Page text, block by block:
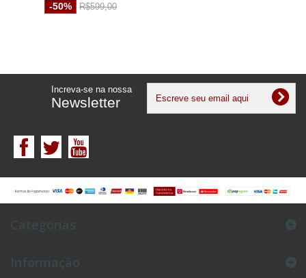
-50% R$599,00
Increva-se na nossa
Newsletter
Categorias
Informação